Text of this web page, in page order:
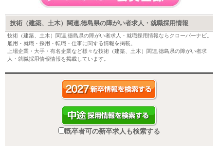
技術（建築、土木）関連,徳島県の障がい者求人・就職採用情報
技術（建築、土木）関連,徳島県の障がい者求人・就職採用情報ならクローバーナビ。
雇用・就職・採用・転職・仕事に関する情報を掲載。
上場企業・大手・有名企業など様々な技術（建築、土木）関連,徳島県の障がい者求
人・就職採用情報情報を掲載しています。
既卒者可の新卒求人も検索する